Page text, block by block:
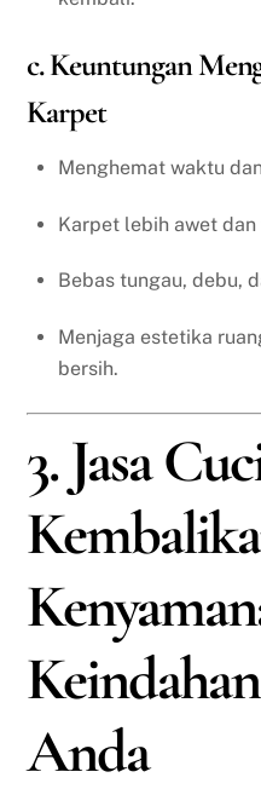
c. Keuntungan
Karpet
Menghemat waktu
Karpet lebih awet
Bebas tungau, debu,
Menjaga estetika
bersih.
3. Jasa
Anda